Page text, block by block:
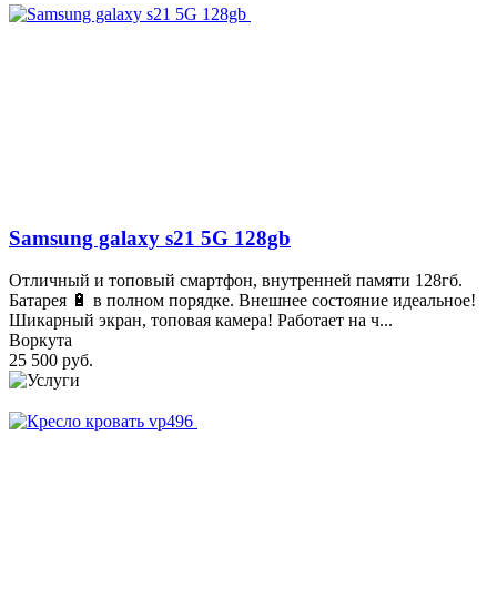
Samsung galaxy s21 5G 128gb
Отличный и топовый смартфон, внутренней памяти 128гб.
Батарея 🔋 в полном порядке. Внешнее состояние идеальное!
Шикарный экран, топовая камера! Работает на ч...
Воркута
25 500 руб.